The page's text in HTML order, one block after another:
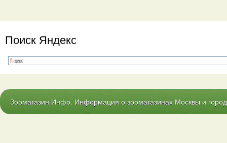
Поиск Яндекс
Зоомагазин Инфо. Информация о зоомагазинах Москвы и